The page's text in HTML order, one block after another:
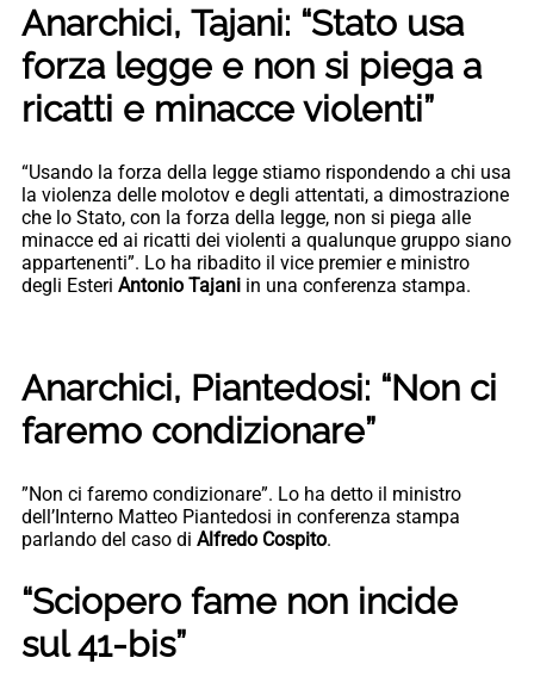
Anarchici, Tajani: “Stato usa
forza legge e non si piega a
ricatti e minacce violenti”
“Usando la forza della legge stiamo rispondendo a chi usa
la violenza delle molotov e degli attentati, a dimostrazione
che lo Stato, con la forza della legge, non si piega alle
minacce ed ai ricatti dei violenti a qualunque gruppo siano
appartenenti”. Lo ha ribadito il vice premier e ministro
degli Esteri Antonio Tajani in una conferenza stampa.
Anarchici, Piantedosi: “Non ci
faremo condizionare”
”Non ci faremo condizionare”. Lo ha detto il ministro
dell’Interno Matteo Piantedosi in conferenza stampa
parlando del caso di Alfredo Cospito.
“Sciopero fame non incide
sul 41-bis”